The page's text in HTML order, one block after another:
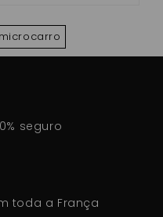
seguro
toda a França